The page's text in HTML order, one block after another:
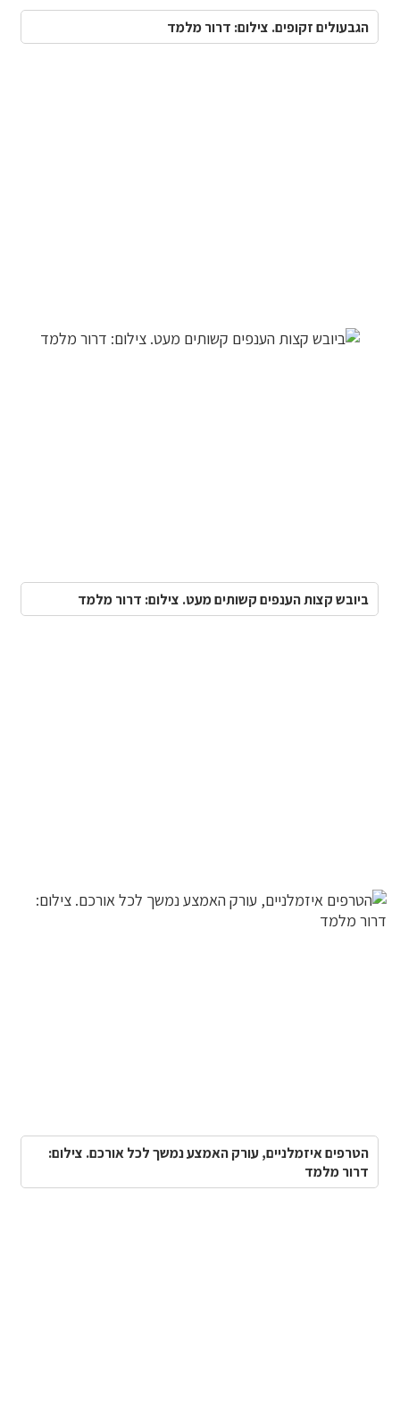
הגבעולים זקופים. צילום: דרור מלמד
ביובש קצות הענפים קשותים מעט. צילום: דרור מלמד
הטרפים איזמלניים, עורק האמצע נמשך לכל אורכם. צילום:
דרור מלמד